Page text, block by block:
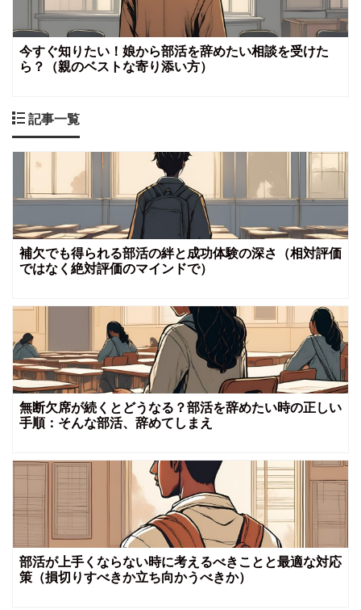
今すぐ知りたい！娘から部活を辞めたい相談を受けた
ら？（親のベストな寄り添い方）
記事一覧
補欠でも得られる部活の絆と成功体験の深さ（相対評価
ではなく絶対評価のマインドで）
無断欠席が続くとどうなる？部活を辞めたい時の正しい
手順：そんな部活、辞めてしまえ
部活が上手くならない時に考えるべきことと最適な対応
策（損切りすべきか立ち向かうべきか）